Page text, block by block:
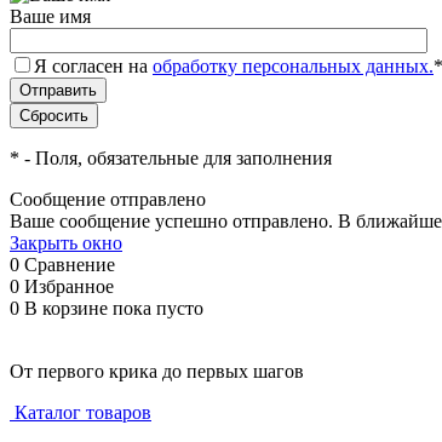
Ваше имя
Я согласен на обработку персональных данных.*
* - Поля, обязательные для заполнения
Сообщение отправлено
Ваше сообщение успешно отправлено. В
Закрыть окно
0 Сравнение
0 Избранное
0 В корзине пока пусто
От первого крика до первых шагов
Каталог товаров